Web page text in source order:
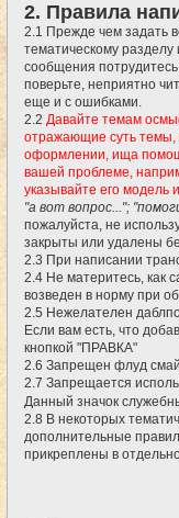
2. Правила
2.1 Прежде чем задать
тематическому
сообщения потрудитесь
поверьте, неприятно
еще и с ошибками.
2.2 Давайте темам
отражающие суть темы,
оформлении, ища
вашей проблеме,
указывайте его модель
"а вот вопрос...";
пожалуйста, не
закрыты или удалены
2.3 При написании
2.4 Не материтесь, как
возведен в норму при
2.5 Нежелателен
Если вам есть, что
кнопкой "ПРАВКА"
2.6 Запрещен флуд
2.7 Запрещается
Данный значок
2.8 В некоторых
дополнительные
прикреплены в